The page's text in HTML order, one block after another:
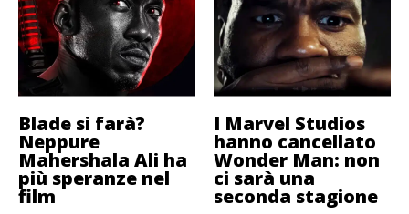
Blade si farà?
Neppure
Mahershala Ali ha
più speranze nel
film
I Marvel Studios
hanno cancellato
Wonder Man: non
ci sarà una
seconda stagione